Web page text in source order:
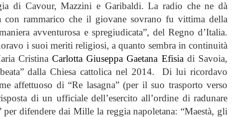
di Cavour, Mazzini e Garibaldi. La radio che ne dà
con rammarico che il giovane sovrano fu vittima della
avventurosa e spregiudicata”, del Regno d’Italia.
i suoi meriti religiosi, a quanto sembra in continuità
Cristina Carlotta Giuseppa Gaetana Efisia di Savoia,
dalla Chiesa cattolica nel 2014. Di lui ricordavo
affettuoso di “Re lasagna” (per il suo trasporto verso
di un ufficiale dell’esercito all’ordine di radunare
difendere dai Mille la reggia napoletana: “Maestà, gli